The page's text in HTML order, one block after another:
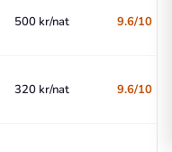
500 kr/nat 9.6/10
320 kr/nat 9.6/10